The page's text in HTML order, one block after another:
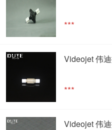
***
Videojet 伟
***
Videojet 伟